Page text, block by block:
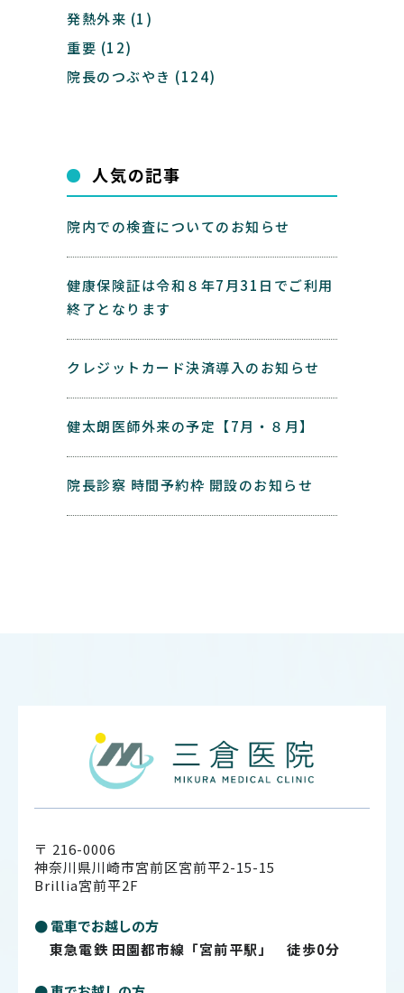
発熱外来 (1)
重要 (12)
院長のつぶやき (124)
人気の記事
院内での検査についてのお知らせ
健康保険証は令和８年7月31日でご利用
終了となります
クレジットカード決済導入のお知らせ
健太朗医師外来の予定【7月・８月】
院長診察 時間予約枠 開設のお知らせ
〒 216-0006
神奈川県川崎市宮前区宮前平2-15-15
Brillia宮前平2F
● 電車でお越しの方
東急電鉄 田園都市線「宮前平駅」 徒歩0分